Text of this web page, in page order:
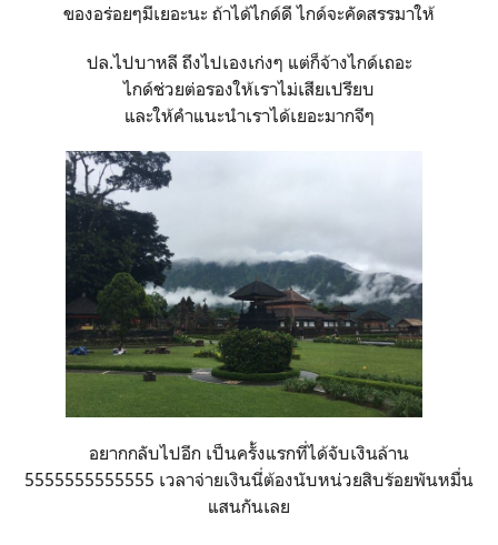
ของอร่อยๆมีเยอะนะ ถ้าได้ไกด์ดี ไกด์จะคัดสรรมาให้
ปล.ไปบาหลี ถึงไปเองเก่งๆ แต่ก็จ้างไกด์เถอะ
ไกด์ช่วยต่อรองให้เราไม่เสียเปรียบ
และให้คำแนะนำเราได้เยอะมากจีๆ
อยากกลับไปอีก เป็นครั้งแรกที่ได้จับเงินล้าน
5555555555555 เวลาจ่ายเงินนี่ต้องนับหน่วยสิบร้อยพันหมื่น
แสนกันเลย